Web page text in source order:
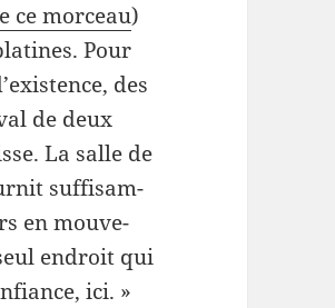
ce morceau)
Pour
des
de deux
La salle de
suff­isam­
en mou­ve­
endroit qui
ici. »